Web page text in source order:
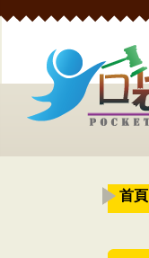
首頁